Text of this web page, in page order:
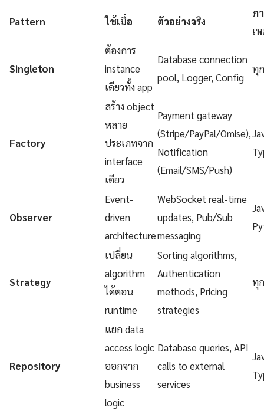
Pattern ใช้เมื่อ ตัวอย่างจริง
ภ
เ
Singleton
ต้องการ
instance
เดียวทั้ง app
Database connection
pool, Logger, Config
ทุ
Factory
สร้าง object
หลาย
ประเภทจาก
interface
เดียว
Payment gateway
(Stripe/PayPal/Omise),
Notification
(Email/SMS/Push)
Observer
Event-
driven
architecture
WebSocket real-time
updates, Pub/Sub
messaging
Strategy
เปลี่ยน
algorithm
ได้ตอน
runtime
Sorting algorithms,
Authentication
methods, Pricing
strategies
ทุ
Repository
แยก data
access logic
ออกจาก
business
logic
Database queries, API
calls to external
services